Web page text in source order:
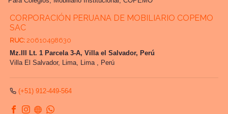
CORPORACIÓN PERUANA DE MOBILIARIO COPEMO
SAC
RUC: 20610498630
Mz.III Lt. 1 Parcela 3-A, Villa el Salvador, Perú
Villa El Salvador, Lima, Lima , Perú
(+51) 912-449-564